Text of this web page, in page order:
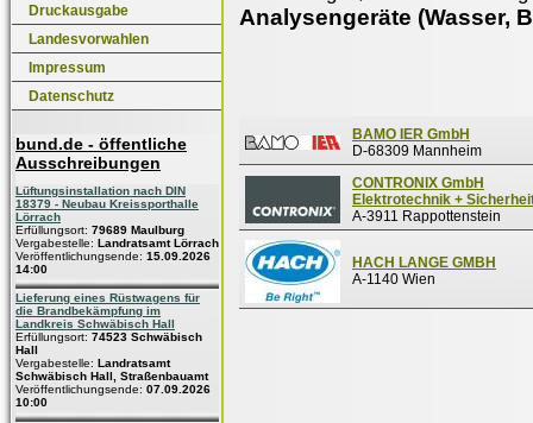
Druckausgabe
Landesvorwahlen
Impressum
Datenschutz
bund.de - öffentliche
Ausschreibungen
Lüftungsinstallation nach DIN
18379 - Neubau Kreissporthalle
Lörrach
Erfüllungsort: 79689 Maulburg
Vergabestelle: Landratsamt Lörrach
Veröffentlichungsende: 15.09.2026
14:00
Lieferung eines Rüstwagens für
die Brandbekämpfung im
Landkreis Schwäbisch Hall
Erfüllungsort: 74523 Schwäbisch
Hall
Vergabestelle: Landratsamt
Schwäbisch Hall, Straßenbauamt
Veröffentlichungsende: 07.09.2026
10:00
Analysengeräte (Wasser,
BAMO IER GmbH
D-68309 Mannheim
CONTRONIX GmbH
Elektrotechnik +
A-3911 Rappottenstein
HACH LANGE GMBH
A-1140 Wien